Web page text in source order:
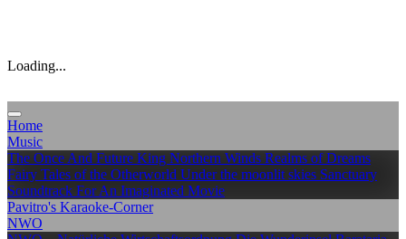
Loading...
Home
Music
The Once And Future King Northern Winds Realms of Dreams
Fairy Tales of the Otherworld Under the moonlit skies Sanctuary
Soundtrack For An Imaginated Movie
Pavitro's Karaoke-Corner
NWO